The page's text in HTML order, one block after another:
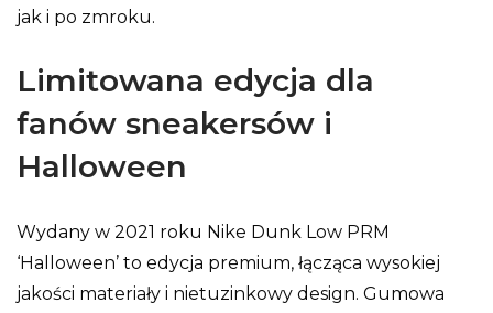
jak i po zmroku.
Limitowana edycja dla
fanów sneakersów i
Halloween
Wydany w 2021 roku Nike Dunk Low PRM
‘Halloween’ to edycja premium, łącząca wysokiej
jakości materiały i nietuzinkowy design. Gumowa